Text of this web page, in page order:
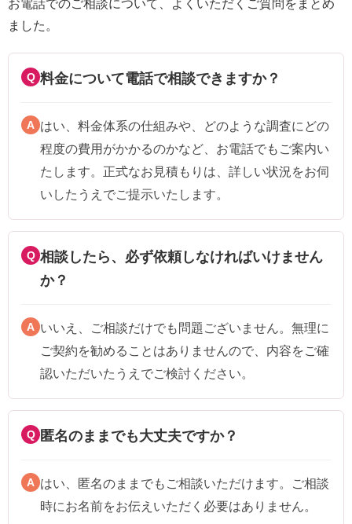
お電話でのご相談について、よくいただくご質問をまとめ
ました。
Q 料金について電話で相談できますか？
A はい、料金体系の仕組みや、どのような調査にどの
程度の費用がかかるのかなど、お電話でもご案内い
たします。正式なお見積もりは、詳しい状況をお伺
いしたうえでご提示いたします。
Q 相談したら、必ず依頼しなければいけません
か？
A いいえ、ご相談だけでも問題ございません。無理に
ご契約を勧めることはありませんので、内容をご確
認いただいたうえでご検討ください。
Q 匿名のままでも大丈夫ですか？
A はい、匿名のままでもご相談いただけます。ご相談
時にお名前をお伝えいただく必要はありません。